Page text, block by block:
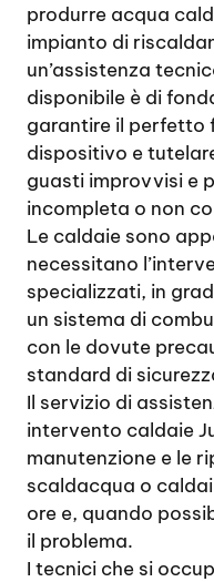
produrre acqua
impianto di
un’assistenza
disponibile è di
garantire il perfetto
dispositivo e
guasti improvvisi e
incompleta o non
Le caldaie sono
necessitano
specializzati, in
un sistema di
con le dovute
standard di
Il servizio di
intervento caldaie
manutenzione e le
scaldacqua o
ore e, quando
il problema.
I tecnici che si